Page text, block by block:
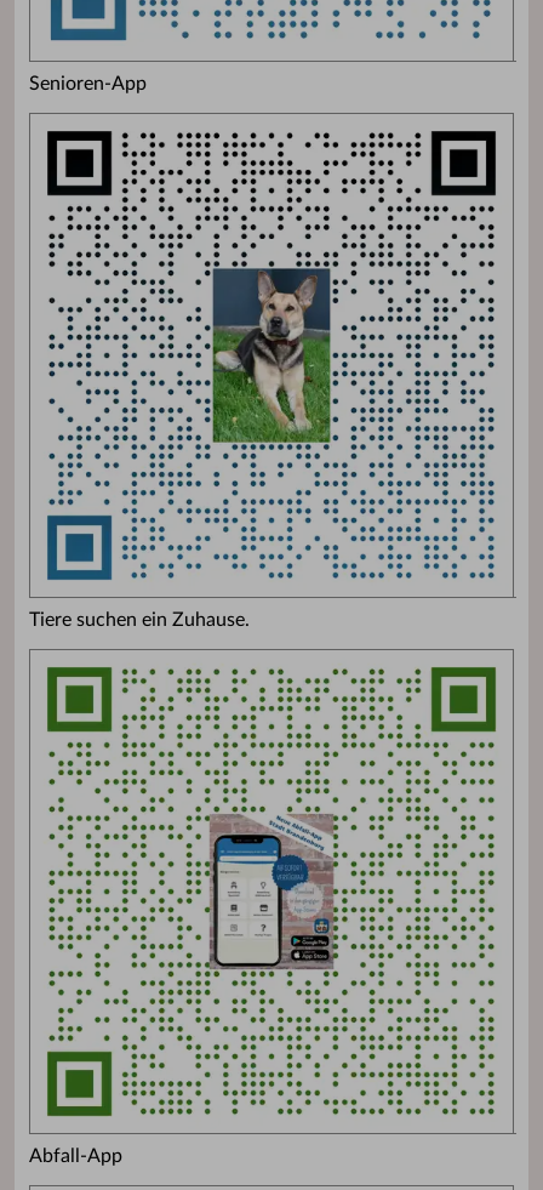
Senioren-App
Tiere suchen ein Zuhause.
Abfall-App